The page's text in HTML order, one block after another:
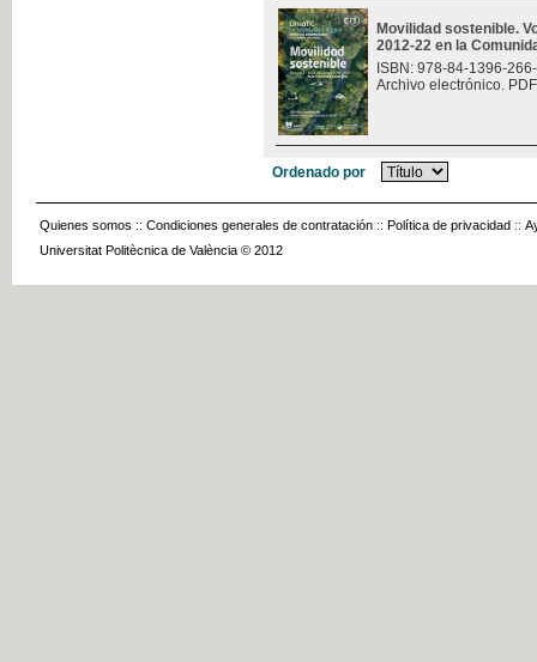
Movilidad sostenible.
2012-22 en la
ISBN: 978-84-1396-
Archivo electrónico.
Ordenado por
Quienes somos :: Condiciones generales de contratación :: Política de privacidad ::
Universitat Politècnica de València © 2012